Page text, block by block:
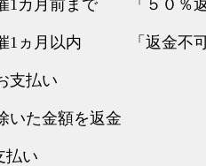
催1カ月前まで 「５０％返
催1ヵ月以内 「返金不可
支払い
いた金額を返金
払い